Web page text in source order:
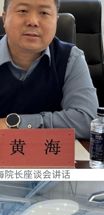
院长座谈会讲话